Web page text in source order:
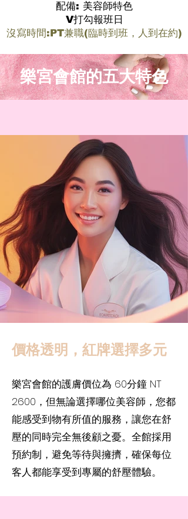
配備: 美容師特色
V打勾報班日
沒寫時間:PT兼職(臨時到班，人到在約)
樂宮會館的五大特色
價格透明，紅牌選擇多元
樂宮會館的護膚價位為 60分鐘 NT
2600，但無論選擇哪位美容師，您都
能感受到物有所值的服務，讓您在舒
壓的同時完全無後顧之憂。全館採用
預約制，避免等待與擁擠，確保每位
客人都能享受到專屬的舒壓體驗。